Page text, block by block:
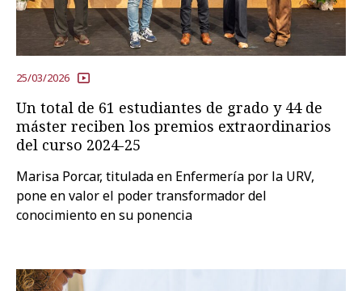
25/03/2026
Un total de 61 estudiantes de grado y 44 de
máster reciben los premios extraordinarios
del curso 2024-25
Marisa Porcar, titulada en Enfermería por la URV,
pone en valor el poder transformador del
conocimiento en su ponencia